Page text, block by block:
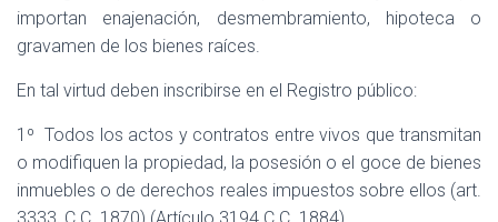
importan enajenación, desmembramiento, hipoteca o
gravamen de los bienes raíces.
En tal virtud deben inscribirse en el Registro público:
1º Todos los actos y contratos entre vivos que transmitan
o modifiquen la propiedad, la posesión o el goce de bienes
inmuebles o de derechos reales impuestos sobre ellos (art.